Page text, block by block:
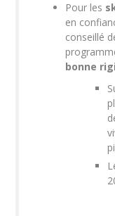
Pour les
en
conseillé
bonne